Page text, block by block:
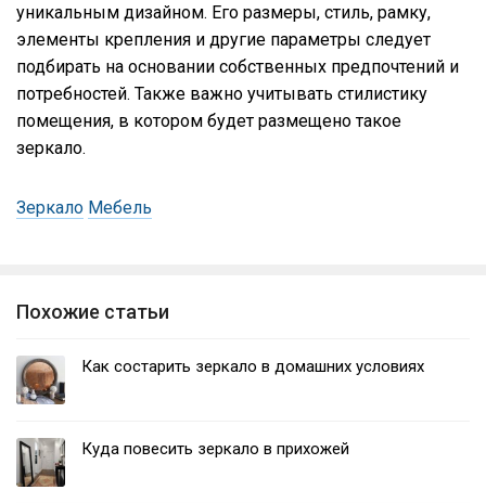
уникальным дизайном. Его размеры, стиль, рамку,
элементы крепления и другие параметры следует
подбирать на основании собственных предпочтений и
потребностей. Также важно учитывать стилистику
помещения, в котором будет размещено такое
зеркало.
Зеркало Мебель
Похожие статьи
Как состарить зеркало в домашних условиях
Куда повесить зеркало в прихожей